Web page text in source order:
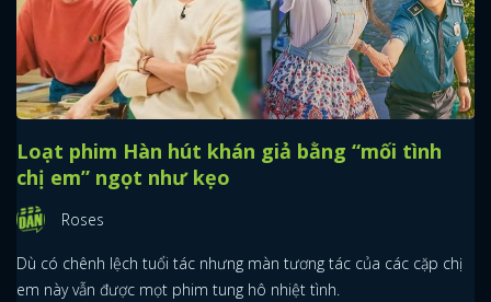
Loạt phim Hàn hút khán giả bằng “mối tình
chị em” ngọt như kẹo
Roses
Dù có chênh lệch tuổi tác nhưng màn tương tác của các cặp chị
em này vẫn được mọt phim tung hô nhiệt tình.